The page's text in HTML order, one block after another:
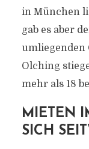
in München
gab es aber
umliegenden
Olching
mehr als 18
MIETEN
SICH